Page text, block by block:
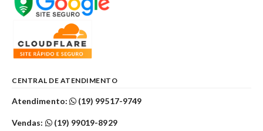
CENTRAL DE ATENDIMENTO
Atendimento: (19) 99517-9749
Vendas: (19) 99019-8929